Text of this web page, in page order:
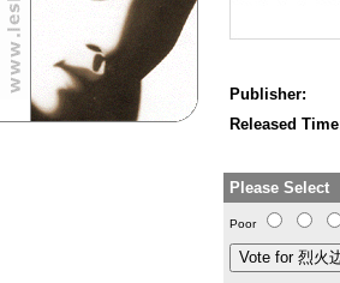
Publisher:
Released
Please Select
Poor